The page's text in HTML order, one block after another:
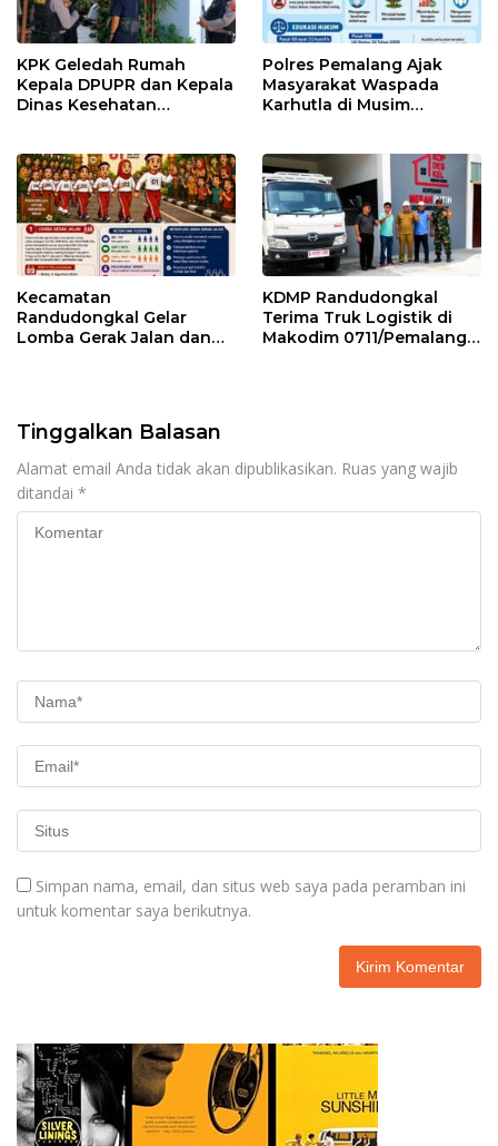
KPK Geledah Rumah
Kepala DPUPR dan Kepala
Dinas Kesehatan
Polres Pemalang Ajak
Masyarakat Waspada
Karhutla di Musim
Kecamatan
Randudongkal Gelar
Lomba Gerak Jalan dan
KDMP Randudongkal
Terima Truk Logistik di
Makodim 0711/Pemalang
Tinggalkan Balasan
Alamat email Anda tidak akan dipublikasikan. Ruas yang wajib
ditandai *
Simpan nama, email, dan situs web saya pada peramban ini
untuk komentar saya berikutnya.